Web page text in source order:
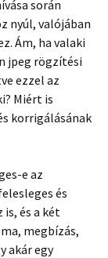
során
nyúl, valójában
Ám, ha valaki
jpeg rögzítési
ezzel az
Miért is
korrigálásának
e az
és
és a két
megbízás,
akár egy